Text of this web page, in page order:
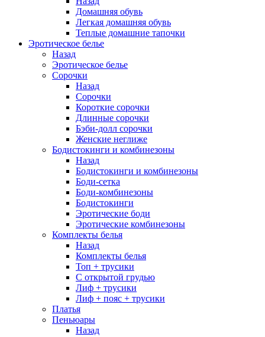
Домашняя обувь
Легкая домашняя обувь
Теплые домашние тапочки
Эротическое белье
Назад
Эротическое белье
Сорочки
Назад
Сорочки
Короткие сорочки
Длинные сорочки
Бэби-долл сорочки
Женские неглиже
Бодистокинги и комбинезоны
Назад
Бодистокинги и комбинезоны
Боди-сетка
Боди-комбинезоны
Бодистокинги
Эротические боди
Эротические комбинезоны
Комплекты белья
Назад
Комплекты белья
Топ + трусики
С открытой грудью
Лиф + трусики
Лиф + пояс + трусики
Платья
Пеньюары
Назад